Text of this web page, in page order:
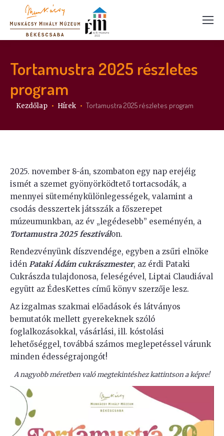
Tortamustra 2025 részletes
program
Itt vagy:
Kezdőlap Hírek Tortamustra 2025 részletes program
2025. november 8-án, szombaton egy nap erejéig
ismét a szemet gyönyörködtető tortacsodák, a
mennyei süteménykülönlegességek, valamint a
csodás desszertek játsszák a főszerepet
múzeumunkban, az év „legédesebb” eseményén, a
Tortamustra 2025 fesztiválon.
Rendezvényünk díszvendége, egyben a zsűri elnöke
idén Pataki Ádám cukrászmester, az érdi Pataki
Cukrászda tulajdonosa, feleségével, Liptai Claudiával
együtt az ÉdesKettes című könyv szerzője lesz.
Az izgalmas szakmai előadások és látványos
bemutatók mellett gyerekeknek szóló
foglalkozásokkal, vásárlási, ill. kóstolási
lehetőséggel, továbbá számos meglepetéssel várunk
minden édességrajongót!
A nagyobb méretben való megtekintéshez kattintson a képre!